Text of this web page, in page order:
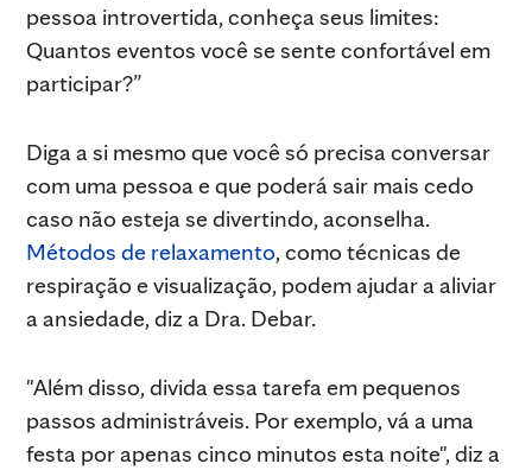
pessoa introvertida, conheça seus limites:
Quantos eventos você se sente confortável em
participar?”
Diga a si mesmo que você só precisa conversar
com uma pessoa e que poderá sair mais cedo
caso não esteja se divertindo, aconselha.
Métodos de relaxamento, como técnicas de
respiração e visualização, podem ajudar a aliviar
a ansiedade, diz a Dra. Debar.
"Além disso, divida essa tarefa em pequenos
passos administráveis. Por exemplo, vá a uma
festa por apenas cinco minutos esta noite", diz a